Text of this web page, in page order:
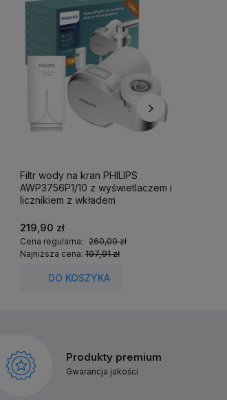
Filtr wody na kran PHILIPS
AWP3756P1/10 z wyświetlaczem i
licznikiem z wkładem
219,90 zł
Cena regularna: 260,00 zł
Najniższa cena:197,91 zł
DO KOSZYKA
Produkty premium
Gwarancja jakości